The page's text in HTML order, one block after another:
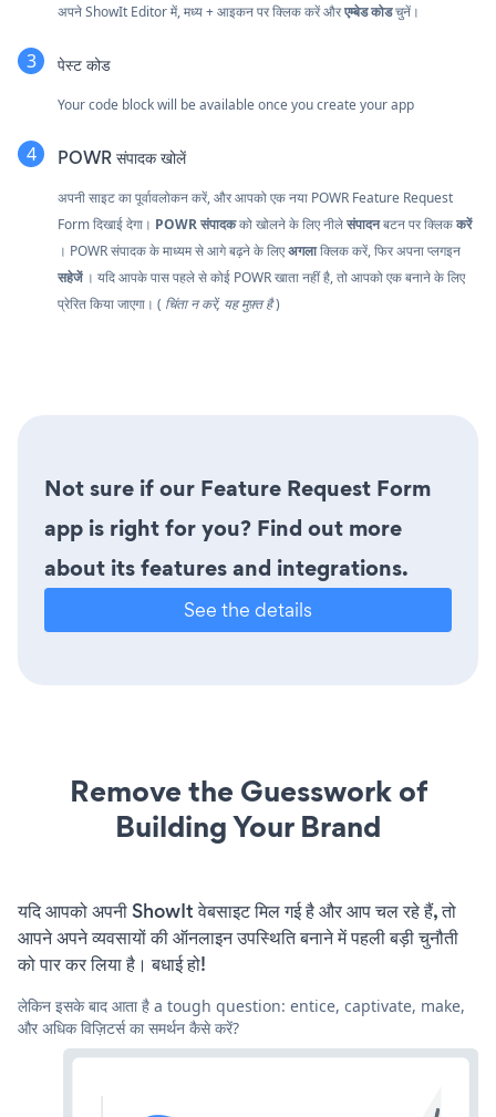
अपने ShowIt Editor में, मध्य + आइकन पर क्लिक करें औरएम्बेड कोडचुनें।
पेस्ट कोड
Your code block will be available once you create your app
POWR संपादक खोलें
अपनी साइट का पूर्वावलोकन करें, और आपको एक नया POWR Feature Request
Form दिखाई देगा। POWR संपादकको खोलने के लिए नीलेसंपादनबटन पर क्लिककरें
। POWR संपादक के माध्यम से आगे बढ़ने के लिएअगलाक्लिक करें, फिर अपना प्लगइन
सहेजें। यदि आपके पास पहले से कोई POWR खाता नहीं है, तो आपको एक बनाने के लिए
प्रेरित किया जाएगा। ( चिंता न करें, यह मुफ़्त है)
Not sure if our Feature Request Form
app is right for you? Find out more
about its features and integrations.
See the details
Remove the Guesswork of
Building Your Brand
यदि आपको अपनी ShowIt वेबसाइट मिल गई है और आप चल रहे हैं, तो
आपने अपने व्यवसायों की ऑनलाइन उपस्थिति बनाने में पहली बड़ी चुनौती
को पार कर लिया है। बधाई हो!
लेकिन इसके बाद आता है a tough question: entice, captivate, make,
और अधिक विज़िटर्स का समर्थन कैसे करें?